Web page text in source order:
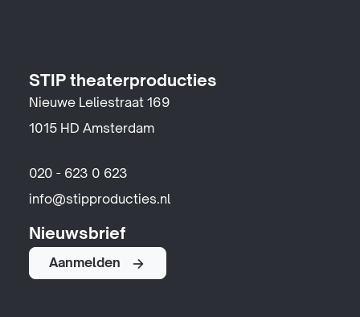
STIP theaterproducties
Nieuwe Leliestraat 169
1015 HD Amsterdam
020 - 623 0 623
info@stipproducties.nl
Nieuwsbrief
Aanmelden